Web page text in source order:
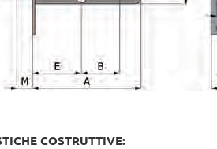
COSTRUTTIVE: